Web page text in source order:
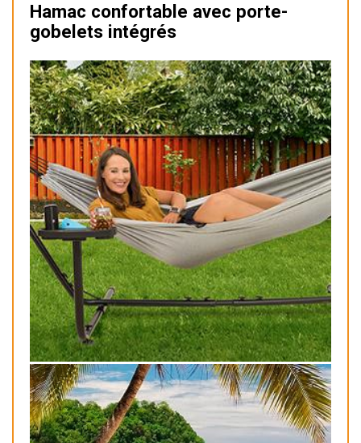
Hamac confortable avec porte-
gobelets intégrés